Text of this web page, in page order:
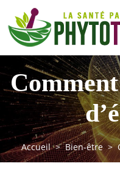
Accueil Bien-être